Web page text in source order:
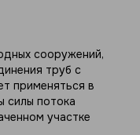
сооружений,
труб с
применяться в
силы потока
участке